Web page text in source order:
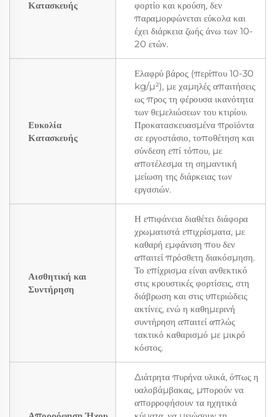
Κατασκευής
φορτίο και κρούση, δεν
παραμορφώνεται εύκολα και
έχει διάρκεια ζωής άνω των 10-
20 ετών.
Ευκολία
Κατασκευής
Ελαφρύ βάρος (περίπου 10-30
kg/μ²), με χαμηλές απαιτήσεις
ως προς τη φέρουσα ικανότητα
των θεμελιώσεων του κτιρίου.
Προκατασκευασμένα προϊόντα
σε εργοστάσιο, τοποθέτηση και
σύνδεση επί τόπου, με
αποτέλεσμα τη σημαντική
μείωση της διάρκειας των
εργασιών.
Αισθητική και
Συντήρηση
Η επιφάνεια διαθέτει διάφορα
χρωματιστά επιχρίσματα, με
καθαρή εμφάνιση που δεν
απαιτεί πρόσθετη διακόσμηση.
Το επίχρισμα είναι ανθεκτικό
στις κρουστικές φορτίσεις, στη
διάβρωση και στις υπεριώδεις
ακτίνες, ενώ η καθημερινή
συντήρηση απαιτεί απλώς
τακτικό καθαρισμό με μικρό
κόστος.
Διάτρητα πυρήνα υλικά, όπως η
υαλοβάμβακας, μπορούν να
απορροφήσουν τα ηχητικά